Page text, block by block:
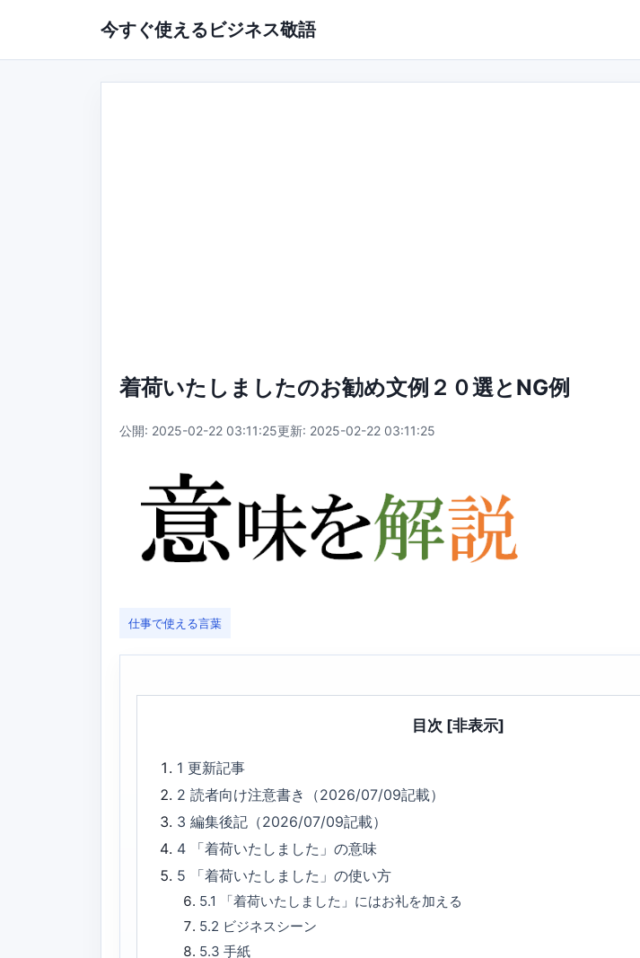
今すぐ使えるビジネス敬語
着荷いたしましたのお勧め文例２０選とNG例
公開: 2025-02-22 03:11:25更新: 2025-02-22 03:11:25
仕事で使える言葉
目次 [非表示]
1更新記事
2読者向け注意書き（2026/07/09記載）
3編集後記（2026/07/09記載）
4
「着荷いたしました」の意味
5
「着荷いたしました」の使い方
5.1
「着荷いたしました」にはお礼を加える
5.2 ビジネスシーン
5.3 手紙